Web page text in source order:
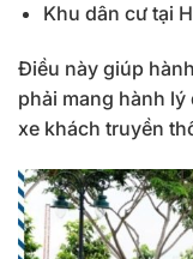
Khu dân cư tại
Điều này giúp
phải mang hành
xe khách truyền